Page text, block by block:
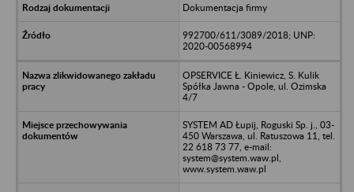
Dokumentacja firmy
992700/611/3089/2018; UNP:
2020-00568994
OPSERVICE Ł. Kiniewicz, S. Kulik
Spółka Jawna - Opole, ul. Ozimska
4/7
SYSTEM AD Łupij, Roguski Sp. j., 03-
450 Warszawa, ul. Ratuszowa 11, tel.
22 618 73 77, e-mail:
system@system.waw.pl,
www.system.waw.pl